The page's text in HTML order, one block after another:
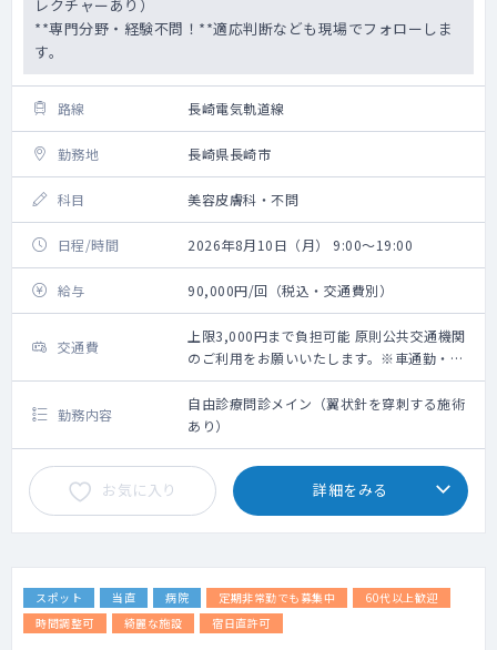
レクチャーあり）
**専門分野・経験不問！**適応判断なども現場でフォローしま
す。
路線 長崎電気軌道線
勤務地 長崎県長崎市
科目 美容皮膚科・不問
日程/時間 2026年8月10日（月） 9:00～19:00
給与 90,000円/回（税込・交通費別）
交通費
上限3,000円まで負担可能 原則公共交通機関
のご利用をお願いいたします。※車通勤・タ
クシー利用要相談
勤務内容
自由診療問診メイン（翼状針を穿刺する施術
あり）
お気に入り 詳細をみる
スポット 当直 病院 定期非常勤でも募集中
60代以上歓迎
時間調整可
綺麗な施設 宿日直許可